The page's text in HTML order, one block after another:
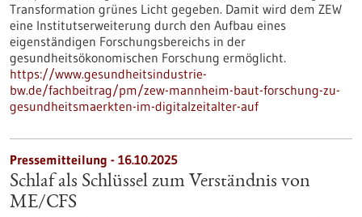
Transformation grünes Licht gegeben. Damit wird dem ZEW
eine Institutserweiterung durch den Aufbau eines
eigenständigen Forschungsbereichs in der
gesundheitsökonomischen Forschung ermöglicht.
https://www.gesundheitsindustrie-
bw.de/fachbeitrag/pm/zew-mannheim-baut-forschung-zu-
gesundheitsmaerkten-im-digitalzeitalter-auf
Pressemitteilung - 16.10.2025
Schlaf als Schlüssel zum Verständnis von
ME/CFS